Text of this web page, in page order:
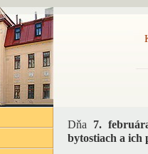
Dňa 7.
bytostiach a ich